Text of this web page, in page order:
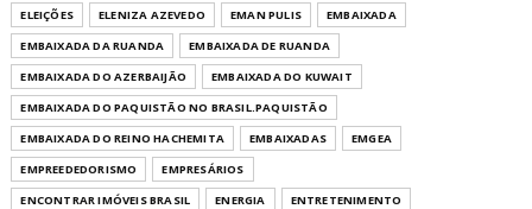
ELEIÇÕES
ELENIZA AZEVEDO EMAN PULIS
EMBAIXADA
EMBAIXADA DA RUANDA
EMBAIXADA DE RUANDA
EMBAIXADA DO AZERBAIJÃO
EMBAIXADA DO KUWAIT
EMBAIXADA DO PAQUISTÃO NO BRASIL.PAQUISTÃO
EMBAIXADA DO REINO HACHEMITA
EMBAIXADAS
EMGEA
EMPREEDEDORISMO
EMPRESÁRIOS
ENCONTRAR IMÓVEIS BRASIL
ENERGIA
ENTRETENIMENTO